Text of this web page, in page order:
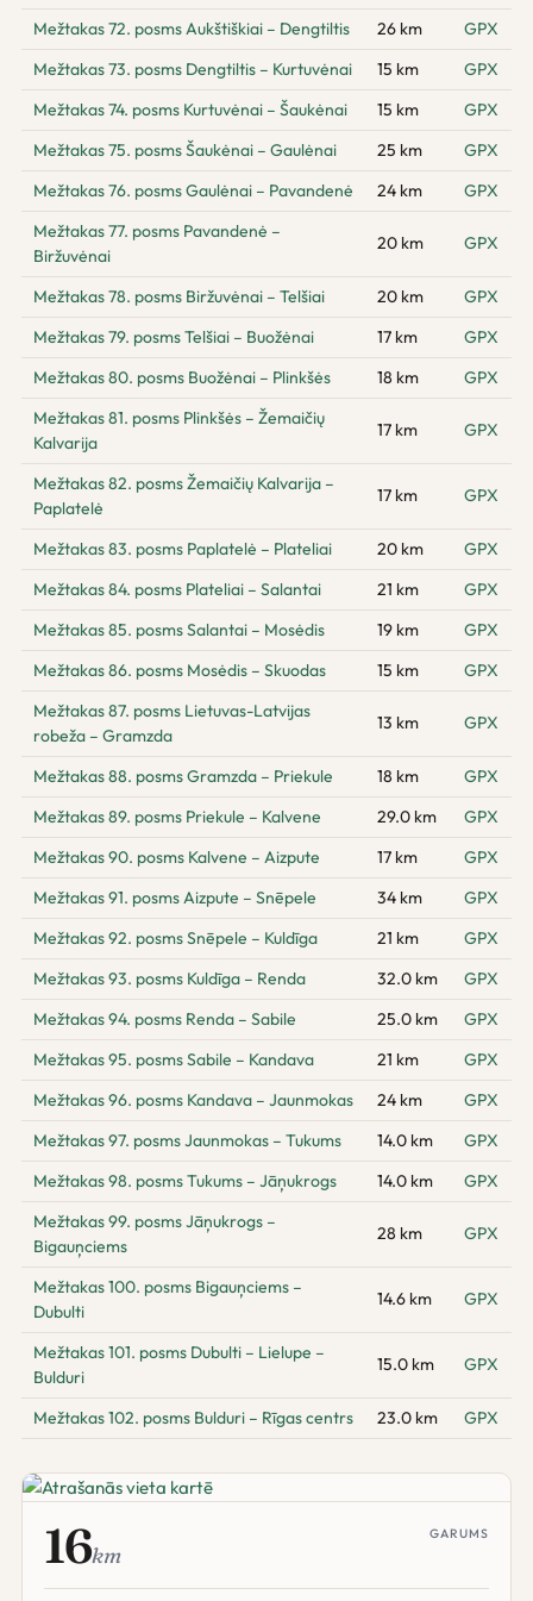
Mežtakas 72. posms Aukštiškiai – Dengtiltis 26 km
GPX
Mežtakas 73. posms Dengtiltis – Kurtuvėnai
15 km
GPX
Mežtakas 74. posms Kurtuvėnai – Šaukėnai
15 km
GPX
Mežtakas 75. posms Šaukėnai – Gaulėnai
25 km
GPX
Mežtakas 76. posms Gaulėnai – Pavandenė
24 km
GPX
Mežtakas 77. posms Pavandenė –
Biržuvėnai
20 km GPX
Mežtakas 78. posms Biržuvėnai – Telšiai 20 km
GPX
Mežtakas 79. posms Telšiai – Buožėnai
17 km
GPX
Mežtakas 80. posms Buožėnai – Plinkšės
18 km
GPX
Mežtakas 81. posms Plinkšės – Žemaičių
Kalvarija
17 km GPX
Mežtakas 82. posms Žemaičių Kalvarija –
Paplatelė
17 km GPX
Mežtakas 83. posms Paplatelė – Plateliai 20 km
GPX
Mežtakas 84. posms Plateliai – Salantai
21 km
GPX
Mežtakas 85. posms Salantai – Mosėdis
19 km
GPX
Mežtakas 86. posms Mosėdis – Skuodas
15 km
GPX
Mežtakas 87. posms Lietuvas-Latvijas
robeža – Gramzda
13 km GPX
Mežtakas 88. posms Gramzda – Priekule 18 km
GPX
Mežtakas 89. posms Priekule – Kalvene
29.0 km
GPX
Mežtakas 90. posms Kalvene – Aizpute
17 km
GPX
Mežtakas 91. posms Aizpute – Snēpele
34 km
GPX
Mežtakas 92. posms Snēpele – Kuldīga
21 km
GPX
Mežtakas 93. posms Kuldīga – Renda
32.0 km
GPX
Mežtakas 94. posms Renda – Sabile
25.0 km
GPX
Mežtakas 95. posms Sabile – Kandava
21 km
GPX
Mežtakas 96. posms Kandava – Jaunmokas
24 km
GPX
Mežtakas 97. posms Jaunmokas – Tukums
14.0 km
GPX
Mežtakas 98. posms Tukums – Jāņukrogs
14.0 km
GPX
Mežtakas 99. posms Jāņukrogs –
Bigauņciems
28 km GPX
Mežtakas 100. posms Bigauņciems –
Dubulti
14.6 km GPX
Mežtakas 101. posms Dubulti – Lielupe –
Bulduri
15.0 km GPX
Mežtakas 102. posms Bulduri – Rīgas centrs 23.0 km GPX
16km
GARUMS